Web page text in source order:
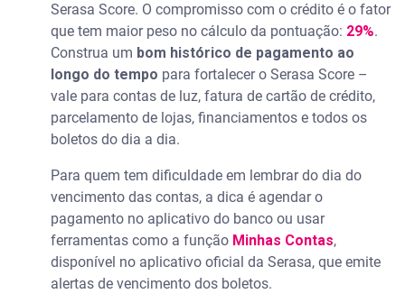
Serasa Score. O compromisso com o crédito é o fator
que tem maior peso no cálculo da pontuação: 29%.
Construa um bom histórico de pagamento ao
longo do tempo para fortalecer o Serasa Score –
vale para contas de luz, fatura de cartão de crédito,
parcelamento de lojas, financiamentos e todos os
boletos do dia a dia.
Para quem tem dificuldade em lembrar do dia do
vencimento das contas, a dica é agendar o
pagamento no aplicativo do banco ou usar
ferramentas como a função Minhas Contas,
disponível no aplicativo oficial da Serasa, que emite
alertas de vencimento dos boletos.